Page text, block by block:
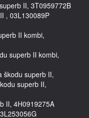
II, 3T0959772B
, 03L130089P
II kombi,
superb II kombi,
škodu superb II,
superb II,
II, 4H0919275A